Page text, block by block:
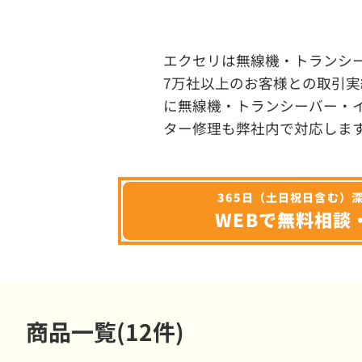
エクセリは無線機・トランシ
7万社以上のお客様との取引
に無線機・トランシーバー・
ター修理も弊社内で対応しま
365日（土日祝日含む）
WEBで無料相談
商品一覧(12件)